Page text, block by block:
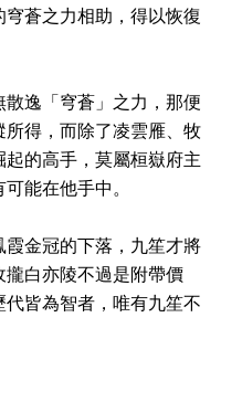
蒼之力相助，得以恢復
逸「穹蒼」之力，那便
得，而除了凌雲雁、牧
的高手，莫屬桓嶽府主
能在他手中。
金冠的下落，九笙才將
白亦陵不過是附帶價
皆為智者，唯有九笙不